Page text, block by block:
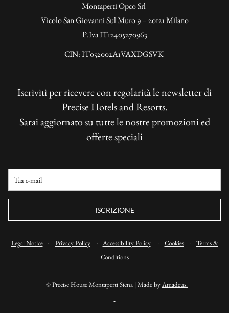
Montaperti Opco Srl
Vicolo San Giovanni Sul Muro 9 – 20121 Milano
P.Iva IT12405270963
CIN: IT052002A1VAXDGSVK
Iscriviti per ricevere con regolarità le newsletter di
Precise Hotels and Resorts.
Sarai aggiornato su tutte le nostre promozioni ed
offerte speciali
ISCRIZIONE
Legal Notice· Privacy Policy· Accessibility Policy· Cookies· Terms &
Conditions
©Precise House Montaperti Siena | Made byAmadeus.